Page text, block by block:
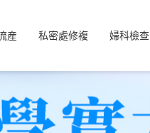
産 私密處修複 婦科檢查